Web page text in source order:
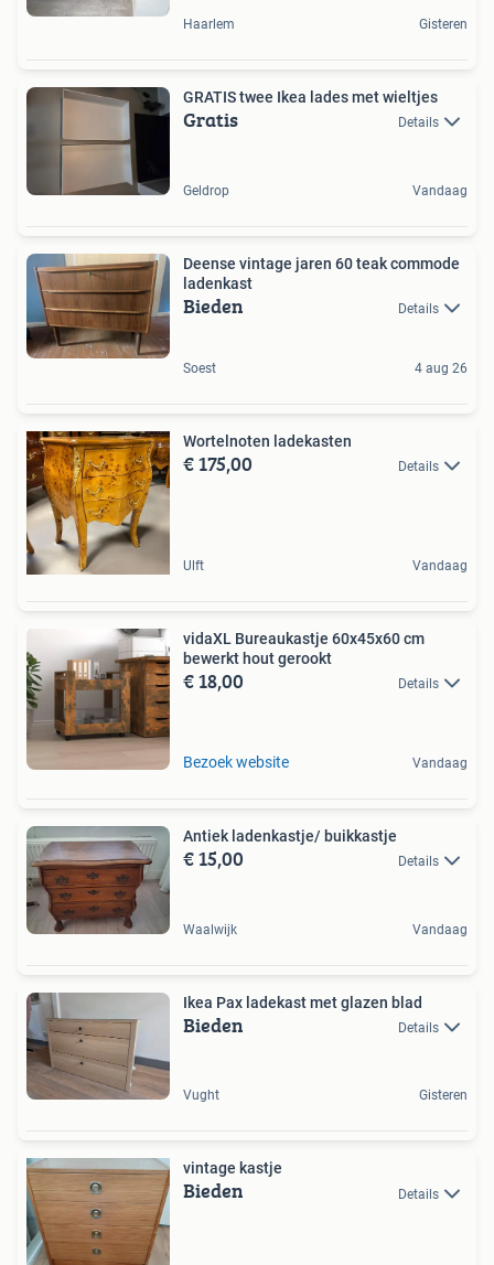
Haarlem Gisteren
GRATIS twee Ikea lades met wieltjes
Gratis Details
Geldrop Vandaag
Deense vintage jaren 60 teak commode
ladenkast
Bieden Details
Soest 4 aug 26
Wortelnoten ladekasten
€ 175,00 Details
Ulft Vandaag
vidaXL Bureaukastje 60x45x60 cm
bewerkt hout gerookt
€ 18,00 Details
Bezoek website Vandaag
Antiek ladenkastje/ buikkastje
€ 15,00 Details
Waalwijk Vandaag
Ikea Pax ladekast met glazen blad
Bieden Details
Vught Gisteren
vintage kastje
Bieden Details